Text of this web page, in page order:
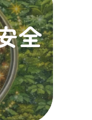
全